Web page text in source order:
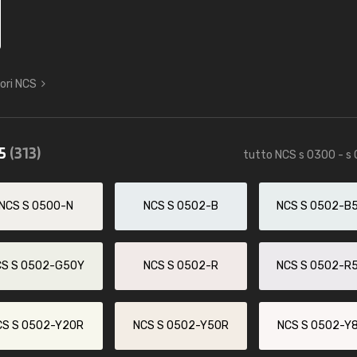
NCS
(313) tutto NCS s 0300 - s
S 0500-N NCS S 0502-B NCS S 0502-
S 0502-G50Y NCS S 0502-R NCS S 0502-
S 0502-Y20R NCS S 0502-Y50R NCS S 0502-